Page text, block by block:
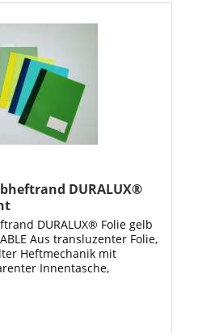
DURALUX®
DURALUX® Folie gelb
Aus transluzenter Folie,
Heftmechanik mit
Innentasche,